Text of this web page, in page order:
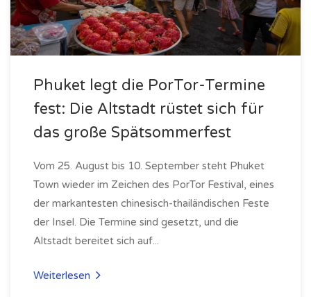
Phuket legt die PorTor-Termine
fest: Die Altstadt rüstet sich für
das große Spätsommerfest
Vom 25. August bis 10. September steht Phuket
Town wieder im Zeichen des PorTor Festival, eines
der markantesten chinesisch-thailändischen Feste
der Insel. Die Termine sind gesetzt, und die
Altstadt bereitet sich auf...
Weiterlesen